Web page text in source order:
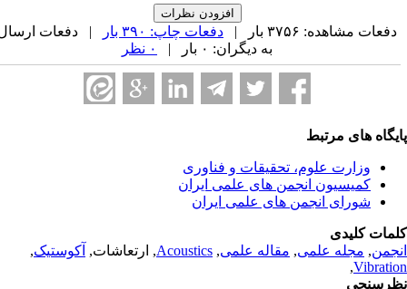
دفعات مشاهده: ۳۷۵۶ بار | دفعات چاپ: ۳۹۰ بار
| دفعات ارسال
به دیگران: ۰ بار |
های مرتبط
وزارت علوم، تحقیقات و فناوری
کمیسیون انجمن های علمی ایران
شورای انجمن های علمی ایران
کلیدی
,مجله علمی, مقاله علمی,
Acoustics, ارتعاشات,آکوستیک,
,